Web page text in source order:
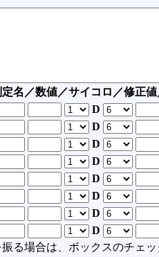
名／数値／サイコロ／修正
D
D
D
D
D
D
D
D
る場合は、ボックスのチェッ